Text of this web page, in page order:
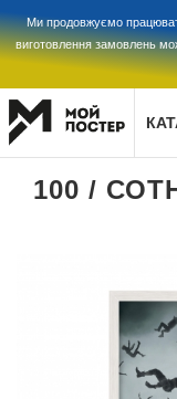
Ми продовжуємо
виготовлення замовлень
100 /